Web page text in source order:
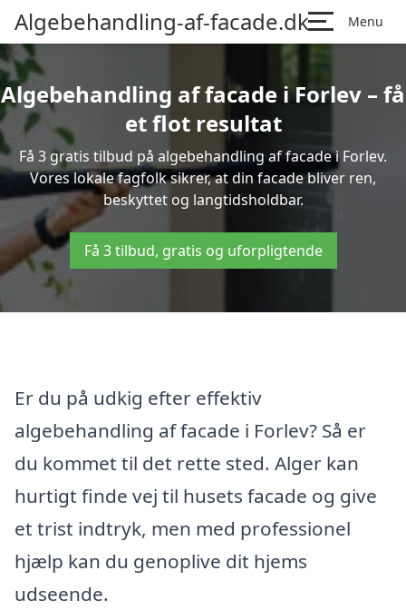
Algebehandling-af-facade.dk Menu
Algebehandling af facade i Forlev – få
et flot resultat
Få 3 gratis tilbud på algebehandling af facade i Forlev.
Vores lokale fagfolk sikrer, at din facade bliver ren,
beskyttet og langtidsholdbar.
Få 3 tilbud, gratis og uforpligtende
Er du på udkig efter effektiv
algebehandling af facade i Forlev? Så er
du kommet til det rette sted. Alger kan
hurtigt finde vej til husets facade og give
et trist indtryk, men med professionel
hjælp kan du genoplive dit hjems
udseende.